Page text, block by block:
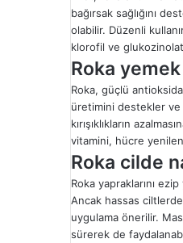
bağırsak sağlığını
olabilir. Düzenli
klorofil ve
Roka
Roka, güçlü
üretimini destekler ve
kırışıklıkların
vitamini, hücre
Roka cilde
Roka yapraklarını
Ancak hassas
uygulama önerilir.
sürerek de